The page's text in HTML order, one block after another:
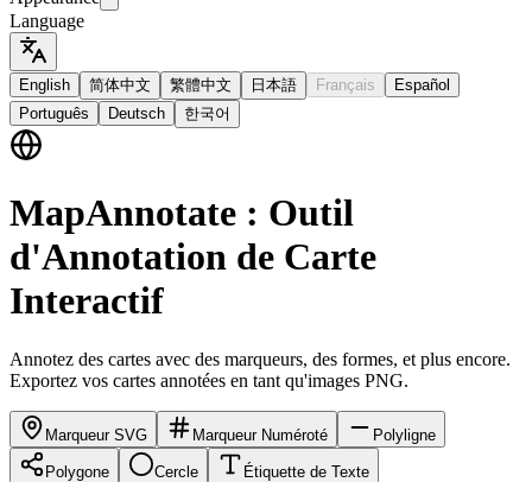
Language
English 简体中文 繁體中文 日本語 Français
Español
Português
Deutsch 한국어
MapAnnotate : Outil
d'Annotation de Carte
Interactif
Annotez des cartes avec des marqueurs, des formes, et plus encore.
Exportez vos cartes annotées en tant qu'images PNG.
Marqueur SVG Marqueur Numéroté Polyligne
Polygone Cercle Étiquette de Texte